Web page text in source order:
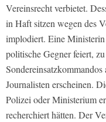
Vereinsrecht verbietet.
in Haft sitzen wegen des
implodiert. Eine
politische Gegner feiert,
Journalisten erscheinen.
Polizei oder Ministerium
recherchiert hätten. Der